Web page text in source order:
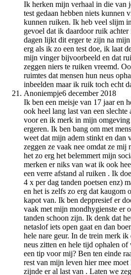
Ik herken mijn verhaal in die van
test gedaan hebben niets kunnen
kunnen ruiken. Ik heb veel slijm
gevoel dat ik daardoor ruik
dagen lijkt dit erger te zijn na
erg als ik zo een test doe, ik laat
mijn vinger bijvoorbeeld en dat
zeggen niers te ruiken vreemd.
ruimtes dat mensen hun neus
inbeelden maar ik ruik toch echt
Anoniempje6 december 2018
Ik ben een meisje van 17 jaar en
ook heel lang last van een slechte
voor en ik merk in mijn omgeving
ergeren. Ik ben bang om met
weet dat mijn adem stinkt en dan
zeggen ze vaak nee omdat ze
het zo erg het belemmert mijn
merken er niks van wat ik ook
een verre afstand al ruiken . Ik
4 x per dag tanden poetsen enz)
en het is zelfs zo erg dat kaugom
kapot van. Ik ben deppresief er
vaak met mijn mondhygienste er
tanden schoon zijn. Ik denk dat
netaslof iets open gaat en dan
hele nare geur. In de trein merk ik
neus zitten en hele tijd ophalen
een tip voor mij? Ben ten einde
rest van mijn leven hier mee
zijnde er al last van . Laten we